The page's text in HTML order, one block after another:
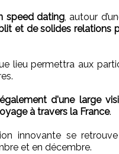
speed dating, autour
et de solides relations
lieu permettra aux
d'une large
à travers la France.
innovante se
et en décembre.